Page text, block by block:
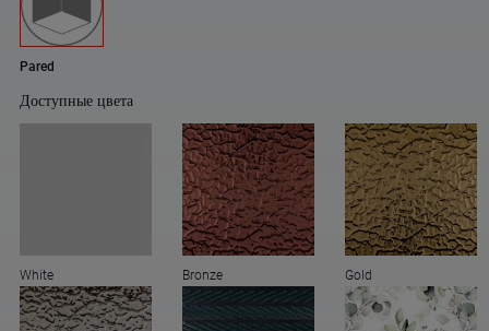
Pared
Доступные цвета
White Bronze Gold